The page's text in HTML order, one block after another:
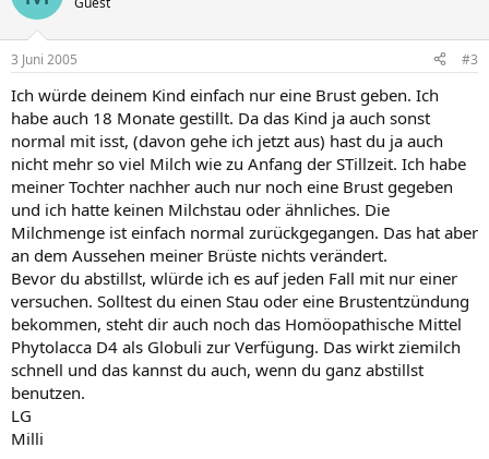
3 Juni 2005 #3
Ich würde deinem Kind einfach nur eine Brust geben. Ich
habe auch 18 Monate gestillt. Da das Kind ja auch sonst
normal mit isst, (davon gehe ich jetzt aus) hast du ja auch
nicht mehr so viel Milch wie zu Anfang der STillzeit. Ich habe
meiner Tochter nachher auch nur noch eine Brust gegeben
und ich hatte keinen Milchstau oder ähnliches. Die
Milchmenge ist einfach normal zurückgegangen. Das hat aber
an dem Aussehen meiner Brüste nichts verändert.
Bevor du abstillst, wlürde ich es auf jeden Fall mit nur einer
versuchen. Solltest du einen Stau oder eine Brustentzündung
bekommen, steht dir auch noch das Homöopathische Mittel
Phytolacca D4 als Globuli zur Verfügung. Das wirkt ziemilch
schnell und das kannst du auch, wenn du ganz abstillst
benutzen.
LG
Milli